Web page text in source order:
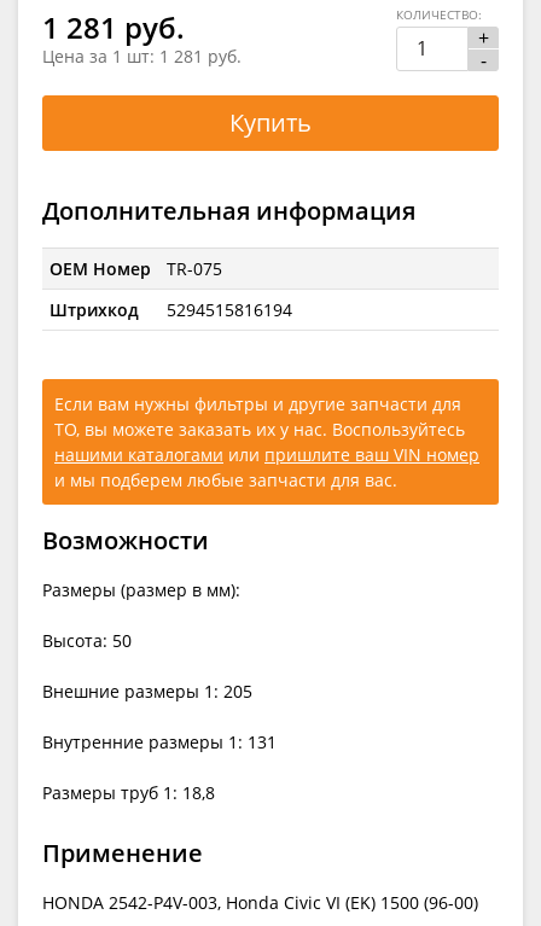
1 281 руб.
Цена за 1 шт: 1 281 руб.
+
-
КОЛИЧЕСТВО:
Купить
Дополнительная информация
OEM Номер
TR-075
Штрихкод
5294515816194
Если вам нужны фильтры и другие запчасти для
ТО, вы можете заказать их у нас. Воспользуйтесь
нашими каталогами или пришлите ваш VIN номер
и мы подберем любые запчасти для вас.
Возможности
Размеры (размер в мм):
Высота: 50
Внешние размеры 1: 205
Внутренние размеры 1: 131
Размеры труб 1: 18,8
Применение
HONDA 2542-P4V-003, Honda Civic VI (EK) 1500 (96-00)